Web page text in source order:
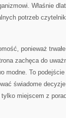
Właśnie
potrzeb
ponieważ
zachęca do
To podejście
świadome decyzje
miejscem z